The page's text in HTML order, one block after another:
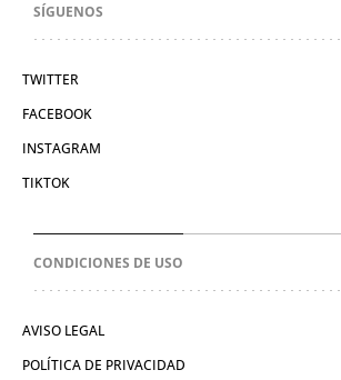
SÍGUENOS
TWITTER
FACEBOOK
INSTAGRAM
TIKTOK
CONDICIONES DE USO
AVISO LEGAL
POLÍTICA DE PRIVACIDAD